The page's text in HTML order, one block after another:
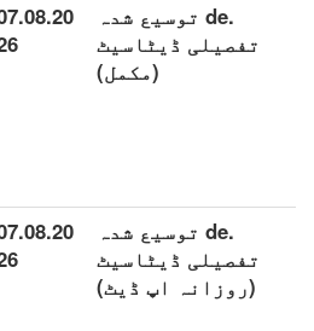
.de توسیع شدہ
تفصیلی ڈیٹاسیٹ
(مکمل)
.de توسیع شدہ
تفصیلی ڈیٹاسیٹ
(روزانہ اپ ڈیٹ)